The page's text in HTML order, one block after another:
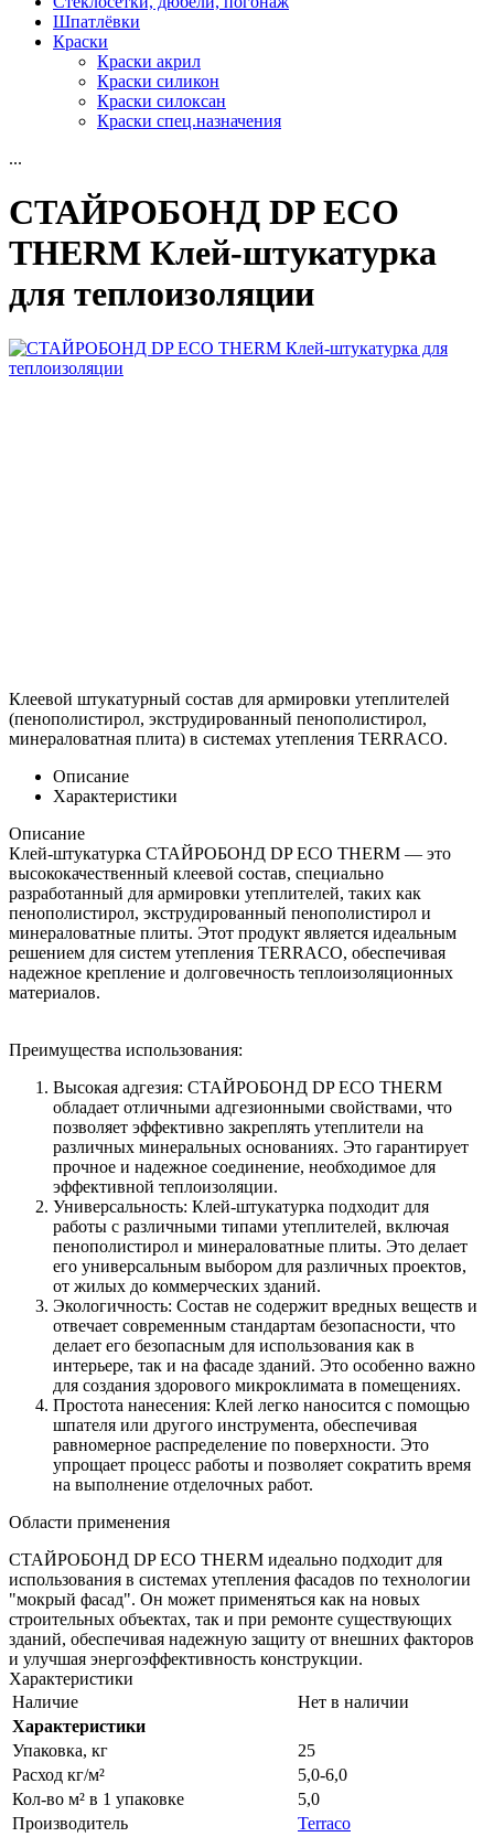
Шпатлёвки
Краски
Краски акрил
Краски силикон
Краски силоксан
Краски спец.назначения
...
СТАЙРОБОНД DP ECO
THERM Клей-штукатурка
для теплоизоляции
Клеевой штукатурный состав для армировки утеплителей
(пенополистирол, экструдированный пенополистирол,
минераловатная плита) в системах утепления TERRACO.
Описание
Характеристики
Описание
Клей-штукатурка СТАЙРОБОНД DP ECO THERM — это
высококачественный клеевой состав, специально
разработанный для армировки утеплителей, таких как
пенополистирол, экструдированный пенополистирол и
минераловатные плиты. Этот продукт является идеальным
решением для систем утепления TERRACO, обеспечивая
надежное крепление и долговечность теплоизоляционных
материалов.
Преимущества использования:
Высокая адгезия: СТАЙРОБОНД DP ECO THERM
обладает отличными адгезионными свойствами, что
позволяет эффективно закреплять утеплители на
различных минеральных основаниях. Это гарантирует
прочное и надежное соединение, необходимое для
эффективной теплоизоляции.
Универсальность: Клей-штукатурка подходит для
работы с различными типами утеплителей, включая
пенополистирол и минераловатные плиты. Это делает
его универсальным выбором для различных проектов,
от жилых до коммерческих зданий.
Экологичность: Состав не содержит вредных веществ и
отвечает современным стандартам безопасности, что
делает его безопасным для использования как в
интерьере, так и на фасаде зданий. Это особенно важно
для создания здорового микроклимата в помещениях.
Простота нанесения: Клей легко наносится с помощью
шпателя или другого инструмента, обеспечивая
равномерное распределение по поверхности. Это
упрощает процесс работы и позволяет сократить время
на выполнение отделочных работ.
Области применения
СТАЙРОБОНД DP ECO THERM идеально подходит для
использования в системах утепления фасадов по технологии
"мокрый фасад". Он может применяться как на новых
строительных объектах, так и при ремонте существующих
зданий, обеспечивая надежную защиту от внешних факторов
и улучшая энергоэффективность конструкции.
Характеристики
Наличие
Нет в наличии
Характеристики
Упаковка, кг
25
Расход кг/м²
5,0-6,0
Кол-во м² в 1 упаковке
5,0
Производитель
Terraco